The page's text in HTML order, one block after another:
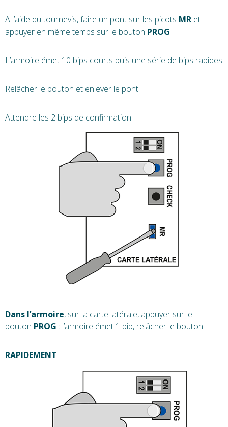
A l’aide du tournevis, faire un pont sur les picots MR et
appuyer en même temps sur le bouton PROG
L’armoire émet 10 bips courts puis une série de bips rapides
Relâcher le bouton et enlever le pont
Attendre les 2 bips de confirmation
Dans l’armoire, sur la carte latérale, appuyer sur le
bouton PROG : l’armoire émet 1 bip, relâcher le bouton
RAPIDEMENT